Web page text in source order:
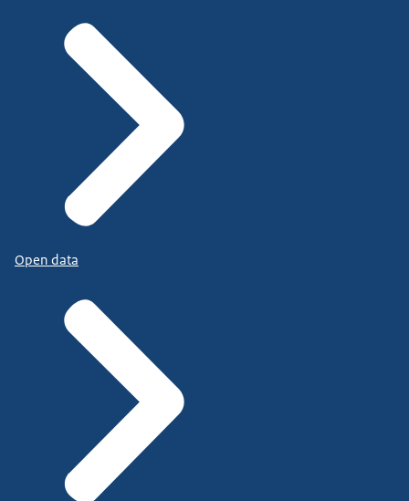
Open data